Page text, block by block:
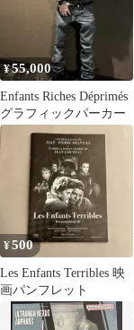
¥55,000
Enfants Riches Déprimés
グラフィックパーカー
¥500
Les Enfants Terribles 映
画パンフレット